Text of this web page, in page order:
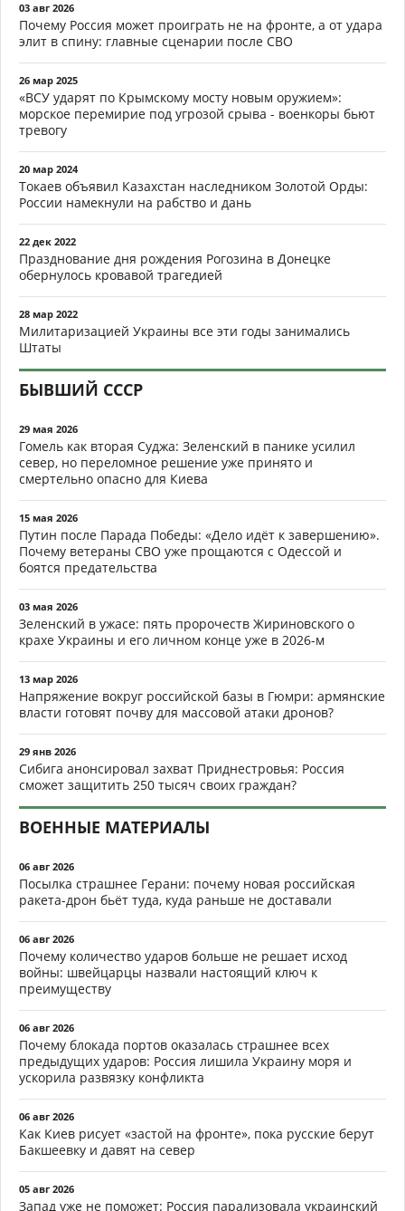
03 авг 2026
Почему Россия может проиграть не на фронте, а от удара
элит в спину: главные сценарии после СВО
26 мар 2025
«ВСУ ударят по Крымскому мосту новым оружием»:
морское перемирие под угрозой срыва - военкоры бьют
тревогу
20 мар 2024
Токаев объявил Казахстан наследником Золотой Орды:
России намекнули на рабство и дань
22 дек 2022
Празднование дня рождения Рогозина в Донецке
обернулось кровавой трагедией
28 мар 2022
Милитаризацией Украины все эти годы занимались
Штаты
БЫВШИЙ СССР
29 мая 2026
Гомель как вторая Суджа: Зеленский в панике усилил
север, но переломное решение уже принято и
смертельно опасно для Киева
15 мая 2026
Путин после Парада Победы: «Дело идёт к завершению».
Почему ветераны СВО уже прощаются с Одессой и
боятся предательства
03 мая 2026
Зеленский в ужасе: пять пророчеств Жириновского о
крахе Украины и его личном конце уже в 2026-м
13 мар 2026
Напряжение вокруг российской базы в Гюмри: армянские
власти готовят почву для массовой атаки дронов?
29 янв 2026
Сибига анонсировал захват Приднестровья: Россия
сможет защитить 250 тысяч своих граждан?
ВОЕННЫЕ МАТЕРИАЛЫ
06 авг 2026
Посылка страшнее Герани: почему новая российская
ракета-дрон бьёт туда, куда раньше не доставали
06 авг 2026
Почему количество ударов больше не решает исход
войны: швейцарцы назвали настоящий ключ к
преимуществу
06 авг 2026
Почему блокада портов оказалась страшнее всех
предыдущих ударов: Россия лишила Украину моря и
ускорила развязку конфликта
06 авг 2026
Как Киев рисует «застой на фронте», пока русские берут
Бакшеевку и давят на север
05 авг 2026
Запад уже не поможет: Россия парализовала украинский